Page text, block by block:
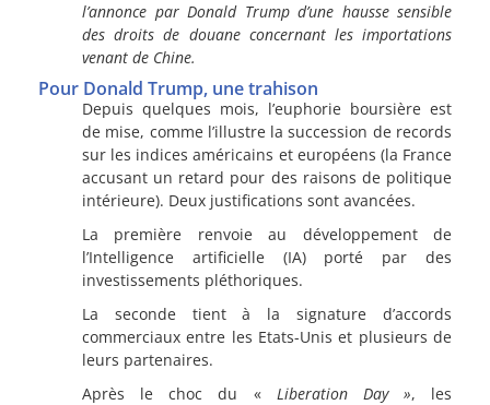
l’annonce par Donald Trump d’une hausse sensible
des droits de douane concernant les importations
venant de Chine.
Pour Donald Trump, une trahison
Depuis quelques mois, l’euphorie boursière est
de mise, comme l’illustre la succession de records
sur les indices américains et européens (la France
accusant un retard pour des raisons de politique
intérieure). Deux justifications sont avancées.
La première renvoie au développement de
l’Intelligence artificielle (IA) porté par des
investissements pléthoriques.
La seconde tient à la signature d’accords
commerciaux entre les Etats-Unis et plusieurs de
leurs partenaires.
Après le choc du « Liberation Day », les